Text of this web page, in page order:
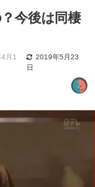
今後は同棲
月1
2019年5月23
日